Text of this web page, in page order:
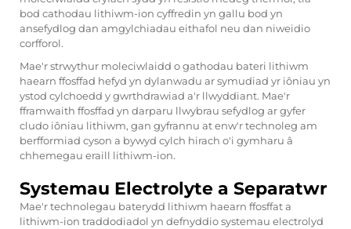
bod cathodau lithiwm-ion cyffredin yn gallu bod yn
ansefydlog dan amgylchiadau eithafol neu dan niweidio
corfforol.
Mae'r strwythur moleciwlaidd o gathodau bateri lithiwm
haearn ffosffad hefyd yn dylanwadu ar symudiad yr iôniau yn
ystod cylchoedd y gwrthdrawiad a'r llwyddiant. Mae'r
fframwaith ffosffad yn darparu llwybrau sefydlog ar gyfer
cludo iôniau lithiwm, gan gyfrannu at enw'r technoleg am
berfformiad cyson a bywyd cylch hirach o'i gymharu â
chhemegau eraill lithiwm-ion.
Systemau Electrolyte a Separatwr
Mae'r technolegau baterydd lithiwm haearn ffosffat a
lithiwm-ion traddodiadol yn defnyddio systemau electrolyd